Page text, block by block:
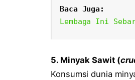
Baca Juga:
Lembaga Ini
5. Minyak Sawit (
Konsumsi dunia